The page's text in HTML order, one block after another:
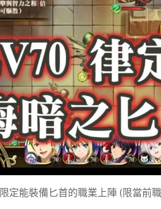
限定能裝備匕首的職業上陣 (限當